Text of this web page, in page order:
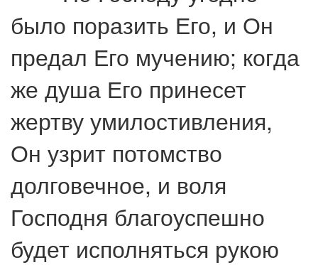
было поразить Его, и Он
предал Его мучению; когда
же душа Его принесет
жертву умилостивления,
Он узрит потомство
долговечное, и воля
Господня благоуспешно
будет исполняться рукою